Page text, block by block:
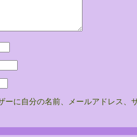
に自分の名前、メールアドレス、